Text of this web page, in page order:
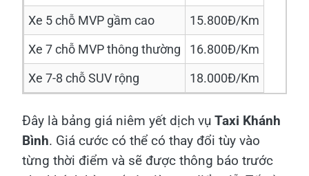
Xe 5 chỗ MVP gầm cao
15.800Đ/Km
Xe 7 chỗ MVP thông thường
16.800Đ/Km
Xe 7-8 chỗ SUV rộng
18.000Đ/Km
Đây là bảng giá niêm yết dịch vụ Taxi Khánh
Bình. Giá cước có thể có thay đổi tùy vào
từng thời điểm và sẽ được thông báo trước